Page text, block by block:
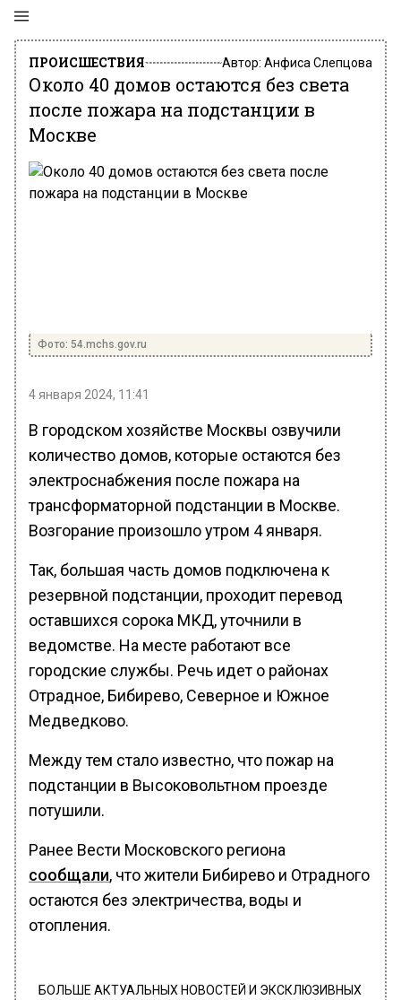
ПРОИСШЕСТВИЯ Автор: Анфиса Слепцова
Около 40 домов остаются без света
после пожара на подстанции в
Москве
Фото: 54.mchs.gov.ru
4 января 2024, 11:41
В городском хозяйстве Москвы озвучили
количество домов, которые остаются без
электроснабжения после пожара на
трансформаторной подстанции в Москве.
Возгорание произошло утром 4 января.
Так, большая часть домов подключена к
резервной подстанции, проходит перевод
оставшихся сорока МКД, уточнили в
ведомстве. На месте работают все
городские службы. Речь идет о районах
Отрадное, Бибирево, Северное и Южное
Медведково.
Между тем стало известно, что пожар на
подстанции в Высоковольтном проезде
потушили.
Ранее Вести Московского региона
сообщали, что жители Бибирево и Отрадного
остаются без электричества, воды и
отопления.
БОЛЬШЕ АКТУАЛЬНЫХ НОВОСТЕЙ И ЭКСКЛЮЗИВНЫХ